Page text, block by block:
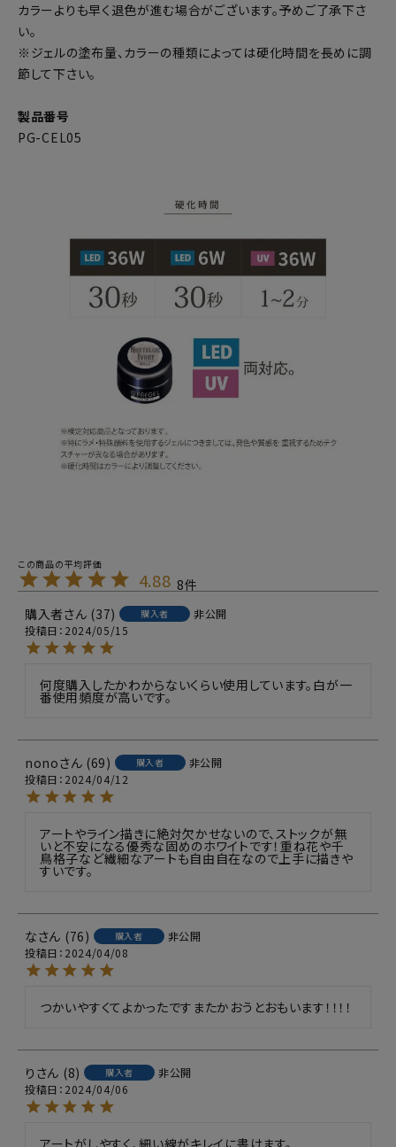
カラーよりも早く退色が進む場合がございます。予めご了承下さ
い。
※ジェルの塗布量、カラーの種類によっては硬化時間を長めに調
節して下さい。
製品番号
PG-CEL05
4.88 8
購入者
37 購入者
非公開
投稿日
2024/05/15
何度購入したかわからないくらい使用しています。白が一
番使用頻度が高いです。
nono 69 購入者
非公開
投稿日
2024/04/12
アートやライン描きに絶対欠かせないので、ストックが無
いと不安になる優秀な固めのホワイトです！重ね花や千
鳥格子など繊細なアートも自由自在なので上手に描きや
すいです。
な 76 購入者
非公開
投稿日
2024/04/08
つかいやすくてよかったですまたかおうとおもいます！！！！
り 8 購入者
非公開
投稿日
2024/04/06
アートがしやすく、細い線がキレイに書けます。